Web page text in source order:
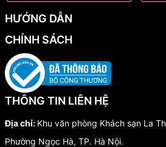
HƯỚNG DẪN
CHÍNH SÁCH
THÔNG TIN LIÊN HỆ
Địa chỉ: Khu văn phòng Khách sạn La
Phường Ngọc Hà, TP. Hà Nội.